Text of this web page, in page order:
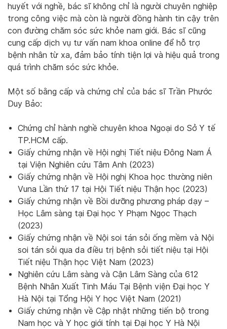
huyết với nghề, bác sĩ không chỉ là người chuyên nghiệp
trong công việc mà còn là người đồng hành tin cậy trên
con đường chăm sóc sức khỏe nam giới. Bác sĩ cũng
cung cấp dịch vụ tư vấn nam khoa online để hỗ trợ
bệnh nhân từ xa, đảm bảo tính tiện lợi và hiệu quả trong
quá trình chăm sóc sức khỏe.
Một số bằng cấp và chứng chỉ của bác sĩ Trần Phước
Duy Bảo:
Chứng chỉ hành nghề chuyên khoa Ngoại do Sở Y tế
TP.HCM cấp.
Giấy chứng nhận về Hội nghị Tiết niệu Đông Nam Á
tại Viện Nghiên cứu Tâm Anh (2023)
Giấy chứng nhận về Hội nghị Khoa học thường niên
Vuna Lần thứ 17 tại Hội Tiết niệu Thận học (2023)
Giấy chứng nhận về Bồi dưỡng phương pháp dạy –
Học Lâm sàng tại Đại học Y Phạm Ngọc Thạch
(2023)
Giấy chứng nhận về Nội soi tán sỏi ống mềm và Nội
soi tán sỏi qua da điều trị bệnh sỏi tiết niệu tại Hội
Tiết niệu Thận học Việt Nam (2023)
Nghiên cứu Lâm sàng và Cận Lâm Sàng của 612
Bệnh Nhân Xuất Tinh Máu Tại Bệnh viện Đại học Y
Hà Nội tại Tổng Hội Y học Việt Nam (2021)
Giấy chứng nhận về Cập nhật những tiến bộ trong
Nam học và Y học giới tính tại Đại học Y Hà Nội